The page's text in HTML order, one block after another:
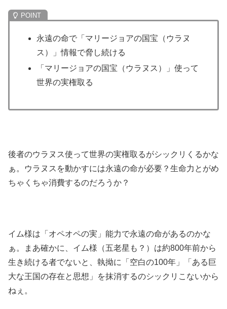
永遠の命で「マリージョアの国宝（ウラヌ
ス）」情報で脅し続ける
「マリージョアの国宝（ウラヌス）」使って
世界の実権取る
後者のウラヌス使って世界の実権取るがシックリくるかな
ぁ。ウラヌスを動かすには永遠の命が必要？生命力とがめ
ちゃくちゃ消費するのだろうか？
イム様は「オペオペの実」能力で永遠の命があるのかな
ぁ。まあ確かに、イム様（五老星も？）は約800年前から
生き続ける者でないと、執拗に「空白の100年」「ある巨
大な王国の存在と思想」を抹消するのシックリこないから
ねぇ。